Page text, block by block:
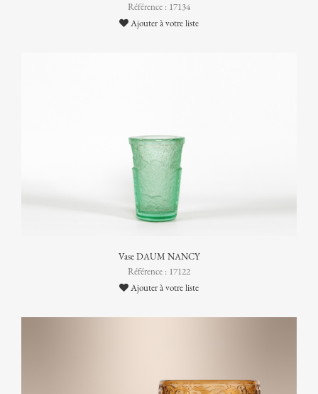
Référence : 17134
Ajouter à votre liste
Vase DAUM NANCY
Référence : 17122
Ajouter à votre liste